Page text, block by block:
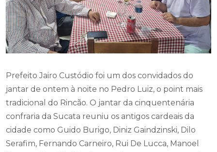
Prefeito Jairo Custódio foi um dos convidados do
jantar de ontem à noite no Pedro Luiz, o point mais
tradicional do Rincão. O jantar da cinquentenária
confraria da Sucata reuniu os antigos cardeais da
cidade como Guido Burigo, Diniz Gaindzinski, Dilo
Serafim, Fernando Carneiro, Rui De Lucca, Manoel